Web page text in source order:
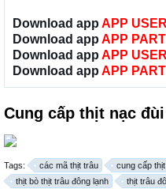
Download app APP
Download app APP
Download app APP
Download app APP
Cung cấp thịt nạc
Tags: các mã thịt trâu cung cấp
thịt bò thịt trâu đông lạnh
thịt trâu